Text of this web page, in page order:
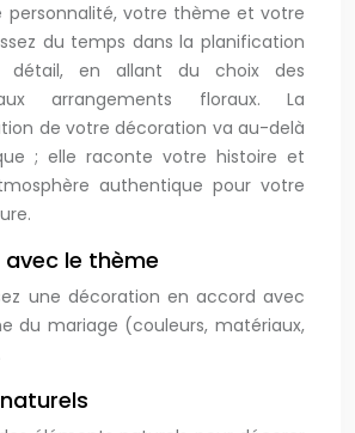
personnalité, votre thème et votre
du temps dans la planification
détail, en allant du choix des
arrangements floraux. La
de votre décoration va au-delà
; elle raconte votre histoire et
authentique pour votre
avec le thème
une décoration en accord avec
du mariage (couleurs, matériaux,